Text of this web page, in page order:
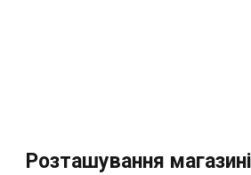
Розташування